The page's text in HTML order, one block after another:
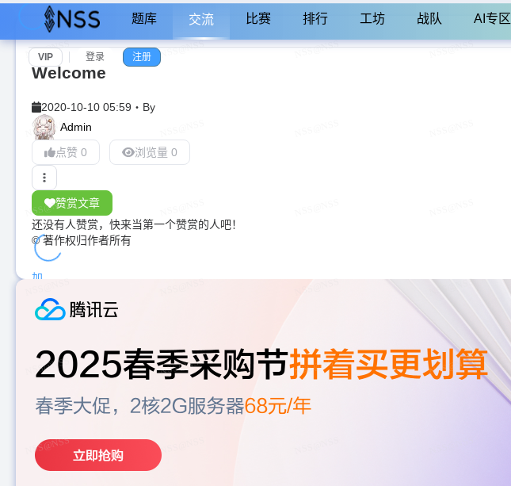
题库 交流 比赛 排行 工坊 战队 AI专区
VIP 登录 注册
Welcome
2020-10-10 05:59 ・ By
Admin
点赞 0
浏览量 0
赞赏文章
还没有人赞赏，快来当第一个赞赏的人吧！
© 著作权归作者所有
加
中...